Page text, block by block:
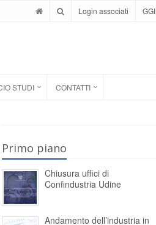
Login associati GGI
STUDI CONTATTI
Primo piano
Chiusura uffici di
Confindustria Udine
Andamento dell’industria in